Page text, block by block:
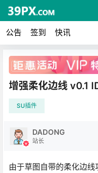
公告 签到 快讯
广告
增强柔化边线 v0.1
SU插件
DADONG
站长
由于草图自带的柔化边